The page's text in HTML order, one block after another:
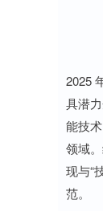
2025
具潜
能技
领域
现与“
范。